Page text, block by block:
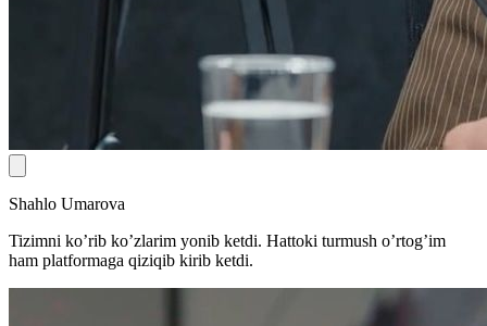
Shahlo Umarova
Tizimni ko’rib ko’zlarim yonib ketdi. Hattoki turmush o’rtog’im
ham platformaga qiziqib kirib ketdi.